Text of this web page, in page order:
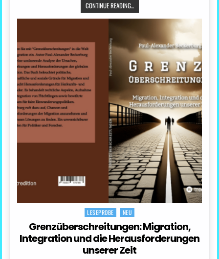
CONTINUE READING...
Posted
in
LESEPROBE NEU
Grenzüberschreitungen: Migration,
Integration und die Herausforderungen
unserer Zeit